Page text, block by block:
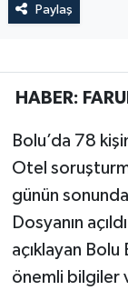
Paylaş
HABER:
Bolu’da 78
Otel
günün
Dosyanın
açıklayan Bolu
önemli bilgiler